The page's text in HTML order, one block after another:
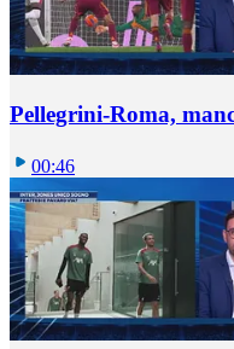
Pellegrini-Roma,
00:46